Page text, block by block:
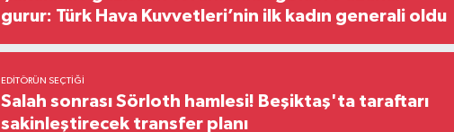
gurur: Türk Hava Kuvvetleri’nin ilk kadın generali oldu
EDITÖRÜN SEÇTIĞI
Salah sonrası Sörloth hamlesi! Beşiktaş'ta taraftarı
sakinleştirecek transfer planı